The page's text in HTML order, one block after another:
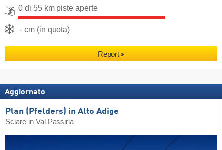
0 di 55 km piste aperte
- cm (in quota)
Report
Aggiornato
Plan (Pfelders) in Alto Adige
Sciare in Val Passiria